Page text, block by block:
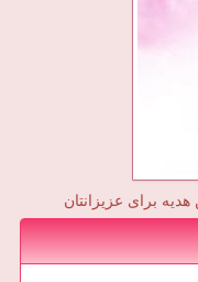
برای عزیزانتان